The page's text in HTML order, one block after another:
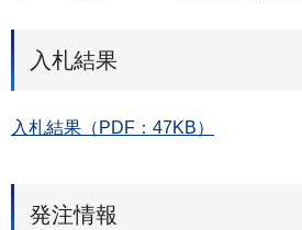
入札結果
入札結果（PDF：47KB）
発注情報